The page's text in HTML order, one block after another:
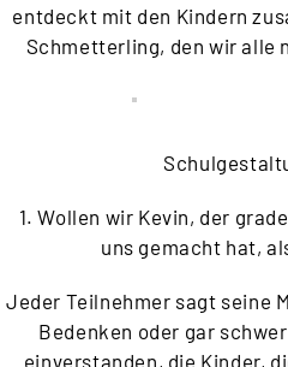
entdeckt mit den Kindern
Schmetterling, den wir alle
1. Wollen wir Kevin, der
uns gemacht hat,
Jeder Teilnehmer sagt seine
Bedenken oder gar
einverstanden, die Kinder,